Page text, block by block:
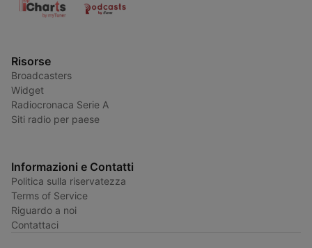
Risorse
Broadcasters
Widget
Radiocronaca Serie A
Siti radio per paese
Informazioni e Contatti
Politica sulla riservatezza
Terms of Service
Riguardo a noi
Contattaci